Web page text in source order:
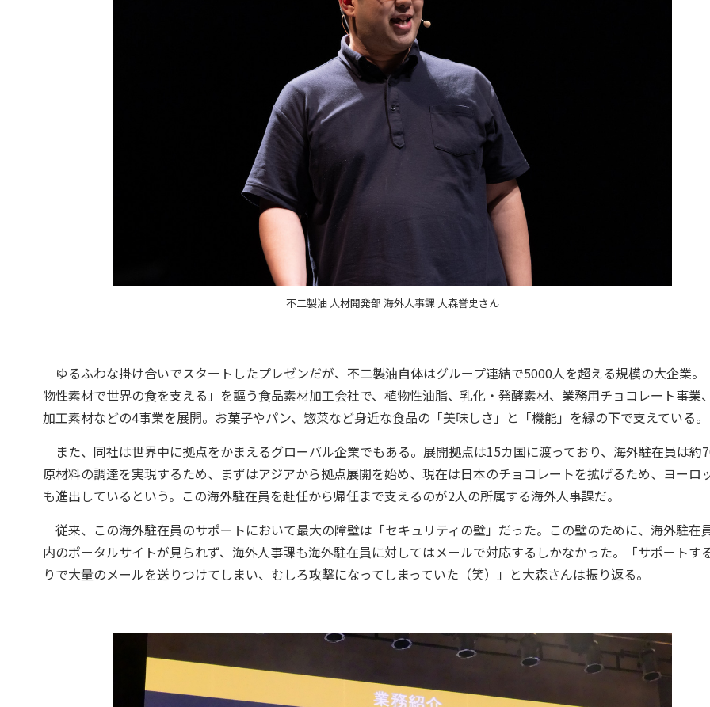
不二製油 人材開発部 海外人事課 大森誉史さん
ゆるふわな掛け合いでスタートしたプレゼンだが、不二製油自体はグループ連結で5000人を超える規模の大企業。
物性素材で世界の食を支える」を謳う食品素材加工会社で、植物性油脂、乳化・発酵素材、業務用チョコレート事業
加工素材などの4事業を展開。お菓子やパン、惣菜など身近な食品の「美味しさ」と「機能」を縁の下で支えている。
また、同社は世界中に拠点をかまえるグローバル企業でもある。展開拠点は15カ国に渡っており、海外駐在員は約
原材料の調達を実現するため、まずはアジアから拠点展開を始め、現在は日本のチョコレートを拡げるため、ヨーロ
も進出しているという。この海外駐在員を赴任から帰任まで支えるのが2人の所属する海外人事課だ。
従来、この海外駐在員のサポートにおいて最大の障壁は「セキュリティの壁」だった。この壁のために、海外駐在
内のポータルサイトが見られず、海外人事課も海外駐在員に対してはメールで対応するしかなかった。「サポートす
りで大量のメールを送りつけてしまい、むしろ攻撃になってしまっていた（笑）」と大森さんは振り返る。